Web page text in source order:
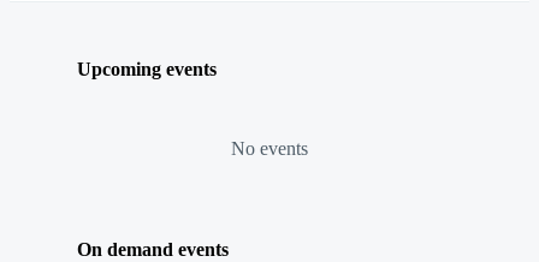
Upcoming events
No events
On demand events